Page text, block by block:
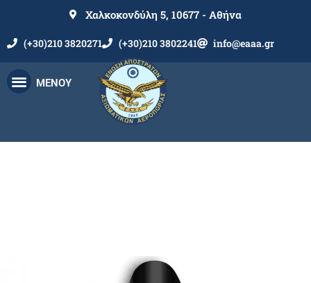
Χαλκοκονδύλη 5, 10677 - Αθήνα
(+30)210 3820271 (+30)210 3802241 info@eaaa.gr
ΜΕΝΟΥ